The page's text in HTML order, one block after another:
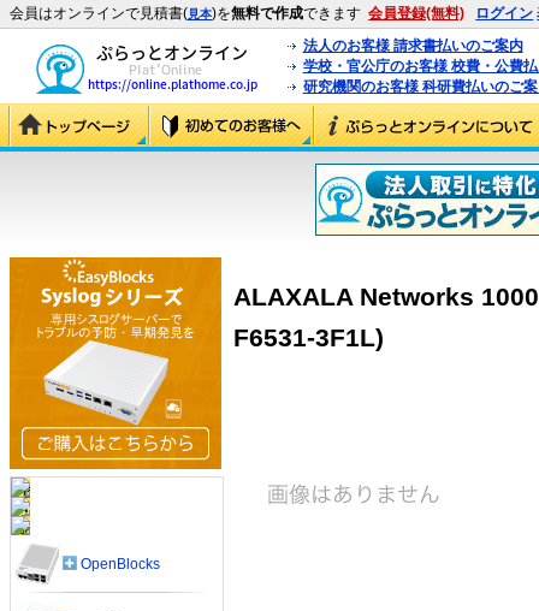
会員はオンラインで見積書(見本)を無料で作成できます 会員登録(無料) ログイン
法人のお客様 請求書払いのご案内
学校・官公庁のお客様 校費・公費
研究機関のお客様 科研費払いのご
ALAXALA Networks
F6531-3F1L)
OpenBlocks